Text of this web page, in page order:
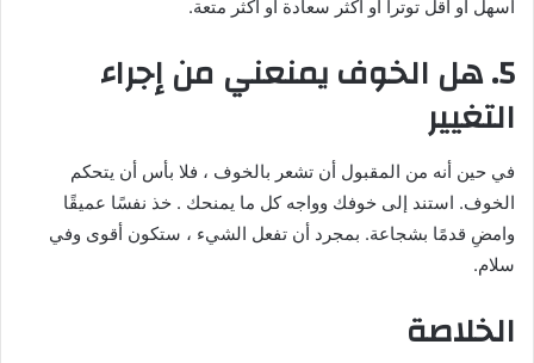
أسهل أو أقل توتراً أو أكثر سعادة أو أكثر متعة.
5. هل الخوف يمنعني من إجراء
التغيير
في حين أنه من المقبول أن تشعر بالخوف ، فلا بأس أن يتحكم
الخوف. استند إلى خوفك وواجه كل ما يمنحك . خذ نفسًا عميقًا
وامضِ قدمًا بشجاعة. بمجرد أن تفعل الشيء ، ستكون أقوى وفي
سلام.
الخلاصة